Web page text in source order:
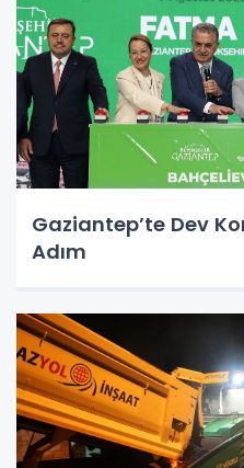
Gaziantep’te Dev
Adım